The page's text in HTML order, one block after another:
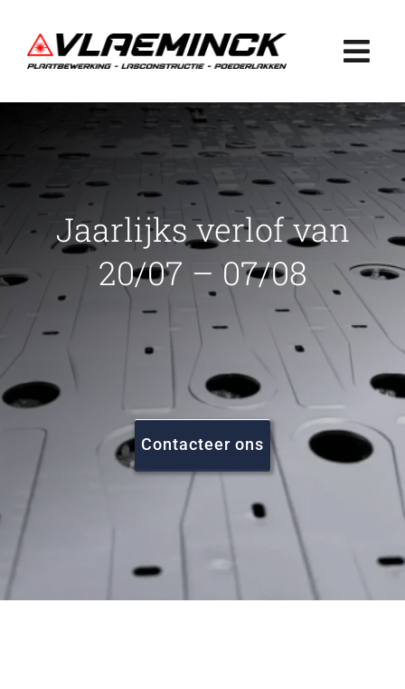
naar
inhoud
Plaatbewerking
Lasconstructie
Poederlakken
Projecten
FAQ
Vacatures
Jaarlijks verlof van
20/07 – 07/08
Contacteer ons